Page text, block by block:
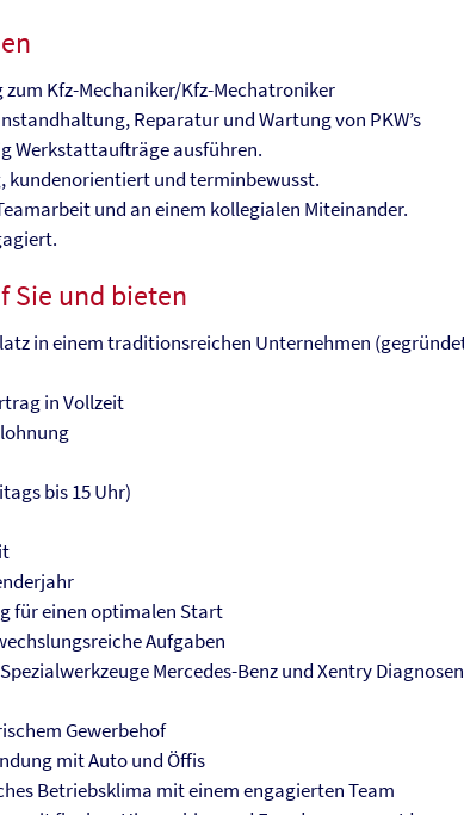
Kfz-Mechaniker/Kfz-Mechatroniker
Reparatur und Wartung von PKW’s
Werkstattaufträge ausführen.
kundenorientiert und terminbewusst.
und an einem kollegialen Miteinander.
Sie und bieten
in einem traditionsreichen Unternehmen
in Vollzeit
bis 15 Uhr)
für einen optimalen Start
Aufgaben
Mercedes-Benz und Xentry
Gewerbehof
mit Auto und Öffis
Betriebsklima mit einem engagierten Team